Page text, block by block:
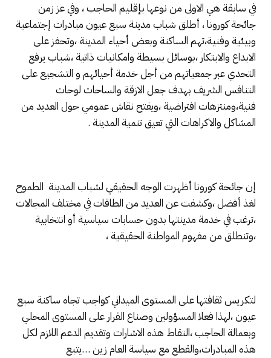
في سابقة هي الاولى من نوعها بإقليم الحاجب ، وفي عز زمن
جائحة كورونا ، أطلق شباب مدينة سبع عيون مبادرات إجتماعية
وبيئية وفنية،تهم الساكنة وبعض أحياء المدينة ،وتحفز على
الابداع والابتكار ،بوسائل بسيطة وامكانيات ذاتية ،شباب يرفع
التحدي عبر جمعياتهم من أجل خدمة أحيائهم و التشجيع على
التنافس الشريف بهدف جعل الازقة والساحات لوحات
فنية،ومنتزهات افتراضية ،ويفتح نقاش عمومي حول العديد من
المشاكل والاكراهات التي تعيق تنمية المدينة .
إن جائحة كورونا أظهرت الوجه الحقيقي لشباب المدينة الطموح
لغذ أفضل ،وكشفت عن العديد من الطاقات في مختلف المجالات
،ترغب في خدمة مدينتها بدون حسابات سياسية أو انتخابية
،وتنطلق من مفهوم المواطنة الحقيقية ،
لتكريس ثقافتها على المستوى الميداني كواجب تجاه ساكنة سبع
عيون ،لهذا فعلا المسؤولين وصناع القرار على المستوى المحلي
وبعمالة الحاجب ،التقاط هذه الاشارات وتقديم الدعم اللازم لكل
هذه المبادرات،والقطع مع سياسة العام زين …يتبع